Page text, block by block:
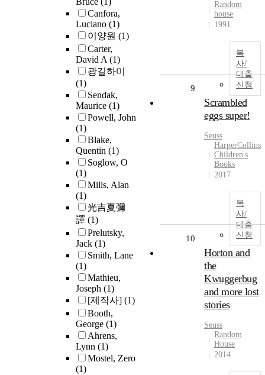
Canfora,
Luciano (1)
이양원 (1)
Carter,
David A(1)
광길하미
(1)
Sendak,
Maurice (1)
Powell, John
(1)
Blake,
Quentin (1)
Soglow, O
(1)
Mills, Alan
(1)
光吉夏彌
譯 (1)
Prelutsky,
Jack (1)
Smith, Lane
(1)
Mathieu,
Joseph (1)
[제작사] (1)
Booth,
George (1)
Ahrens,
Lynn (1)
Mostel, Zero
(1)
Random
house
1991
복
사/
대출
신청
9
Scrambled
eggs super!
Seuss
HarperCollins
Children's
Books
2017
복
사/
대출
신청
10
Horton and
the
Kwuggerbug
and more lost
stories
Seuss
Random
House
2014